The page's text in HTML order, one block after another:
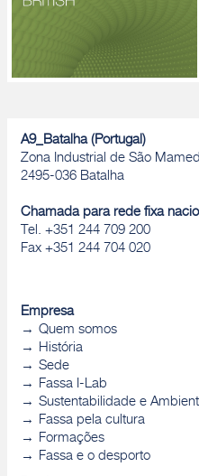
A9_Batalha (Portugal)
Zona Industrial de São
2495-036 Batalha
Chamada para rede fixa
Tel. +351 244 709 200
Fax +351 244 704 020
Empresa
Quem somos
História
Sede
Fassa I-Lab
Sustentabilidade e
Fassa pela cultura
Formações
Fassa e o desporto